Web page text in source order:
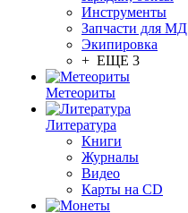
Инструменты
Запчасти для МД
Экипировка
+ ЕЩЕ 3
Метеориты
Литература
Книги
Журналы
Видео
Карты на CD